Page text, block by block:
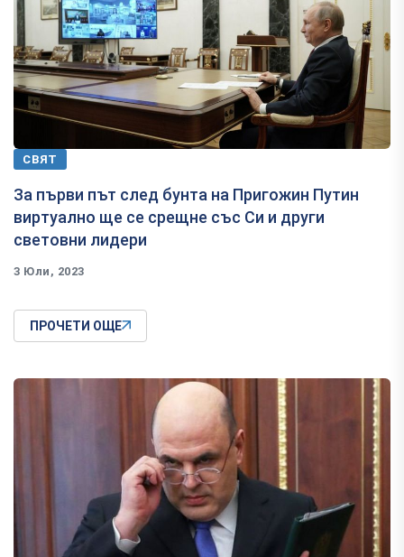
СВЯТ
За първи път след бунта на Пригожин Путин
виртуално ще се срещне със Си и други
световни лидери
3 Юли, 2023
ПРОЧЕТИ ОЩЕ